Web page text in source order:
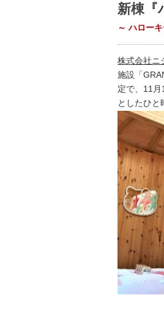
新棟『
～ ハロー
株式会社ニ
施設「
定で、11
としたひと